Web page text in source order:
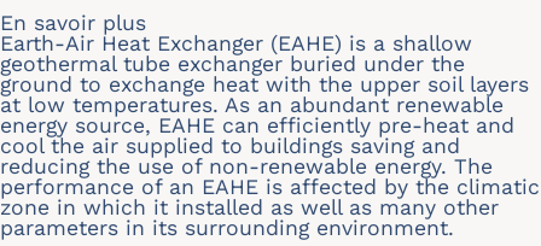
En savoir plus
Earth-Air Heat Exchanger (EAHE) is a shallow
geothermal tube exchanger buried under the
ground to exchange heat with the upper soil layers
at low temperatures. As an abundant renewable
energy source, EAHE can efficiently pre-heat and
cool the air supplied to buildings saving and
reducing the use of non-renewable energy. The
performance of an EAHE is affected by the climatic
zone in which it installed as well as many other
parameters in its surrounding environment.